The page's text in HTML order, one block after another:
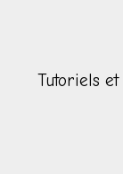
Tutoriels